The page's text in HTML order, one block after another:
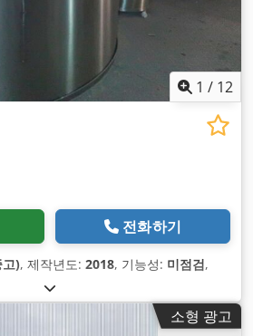
1 / 12
전화하기
고), 제작년도: 2018, 기능성: 미점검,
소형 광고